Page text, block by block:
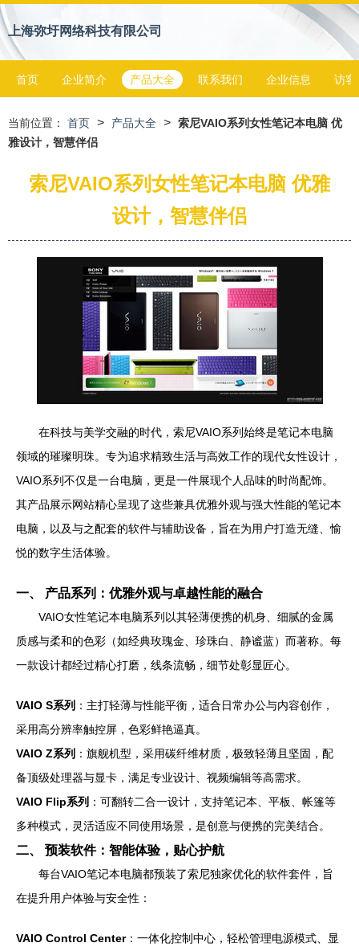
上海弥圩网络科技有限公司
首页 企业简介 产品大全 联系我们 企业信息 访客
当前位置： 首页 > 产品大全 > 索尼VAIO系列女性笔记本电脑 优
雅设计，智慧伴侣
索尼VAIO系列女性笔记本电脑 优雅
设计，智慧伴侣
在科技与美学交融的时代，索尼VAIO系列始终是笔记本电脑
领域的璀璨明珠。专为追求精致生活与高效工作的现代女性设计，
VAIO系列不仅是一台电脑，更是一件展现个人品味的时尚配饰。
其产品展示网站精心呈现了这些兼具优雅外观与强大性能的笔记本
电脑，以及与之配套的软件与辅助设备，旨在为用户打造无缝、愉
悦的数字生活体验。
一、 产品系列：优雅外观与卓越性能的融合
VAIO女性笔记本电脑系列以其轻薄便携的机身、细腻的金属
质感与柔和的色彩（如经典玫瑰金、珍珠白、静谧蓝）而著称。每
一款设计都经过精心打磨，线条流畅，细节处彰显匠心。
VAIO S系列 ：主打轻薄与性能平衡，适合日常办公与内容创作，
采用高分辨率触控屏，色彩鲜艳逼真。
VAIO Z系列 ：旗舰机型，采用碳纤维材质，极致轻薄且坚固，配
备顶级处理器与显卡，满足专业设计、视频编辑等高需求。
VAIO Flip系列 ：可翻转二合一设计，支持笔记本、平板、帐篷等
多种模式，灵活适应不同使用场景，是创意与便携的完美结合。
二、 预装软件：智能体验，贴心护航
每台VAIO笔记本电脑都预装了索尼独家优化的软件套件，旨
在提升用户体验与安全性：
VAIO Control Center：一体化控制中心，轻松管理电源模式、显